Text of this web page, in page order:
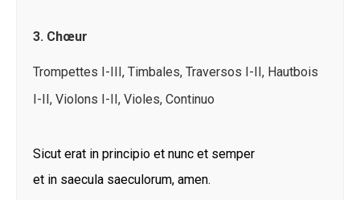
3. Chœur
Trompettes I-III, Timbales, Traversos I-II, Hautbois
I-II, Violons I-II, Violes, Continuo
Sicut erat in principio et nunc et semper
et in saecula saeculorum, amen.